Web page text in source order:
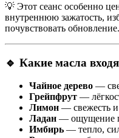
💡 Этот сеанс особенно
внутреннюю зажатость,
почувствовать обновление.
🔹 Какие масла
Чайное дерево —
Грейпфрут —
Лимон — свежесть
Ладан — ощущение
Имбирь — тепло,